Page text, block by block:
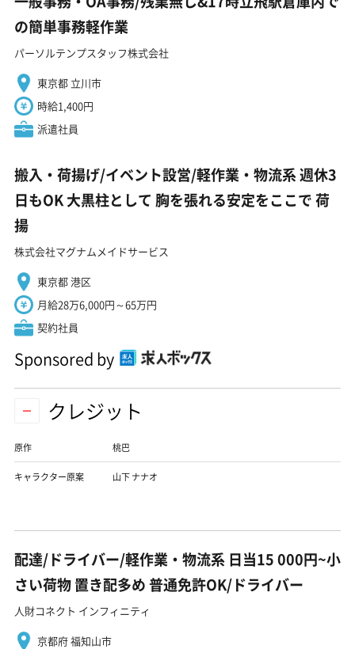
の簡単事務軽作業
パーソルテンプスタッフ株式会社
東京都 立川市
時給1,400円
派遣社員
搬入・荷揚げ/イベント設営/軽作業・物流系 週休3
日もOK 大黒柱として 胸を張れる安定をここで 荷
揚
株式会社マグナムメイドサービス
東京都 港区
月給28万6,000円～65万円
契約社員
Sponsored by
クレジット
原作 桃巴
キャラクター原案 山下 ナナオ
配達/ドライバー/軽作業・物流系 日当15 000円~小
さい荷物 置き配多め 普通免許OK/ドライバー
人財コネクト インフィニティ
京都府 福知山市